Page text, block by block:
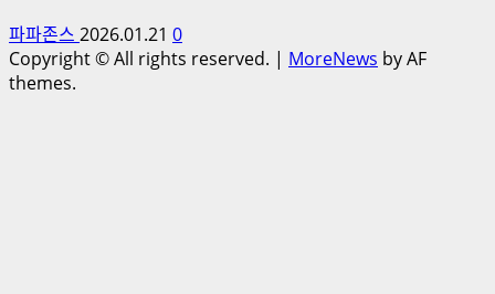
파파존스 2026.01.21 0
Copyright © All rights reserved. | MoreNews by AF
themes.